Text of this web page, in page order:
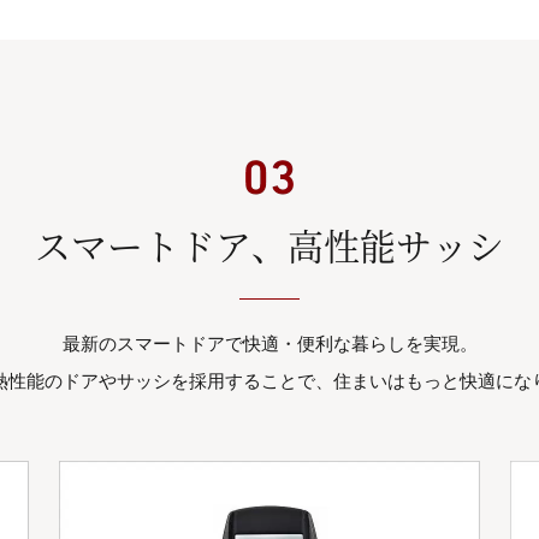
スマートドア、高性能サッシ
最新のスマートドアで快適・便利な暮らしを実現。
性能のドアやサッシを採用することで、住まいはもっと快適にな